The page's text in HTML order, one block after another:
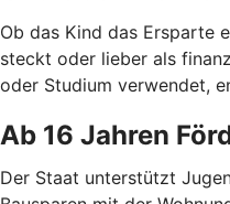
Ob das Kind das Ersparte
steckt oder lieber als
oder Studium verwendet,
Ab 16 Jahren
Der Staat unterstützt